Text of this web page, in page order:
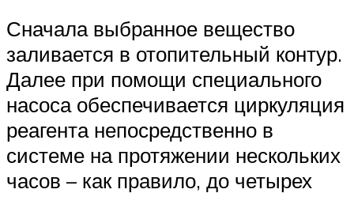
Сначала выбранное вещество
заливается в отопительный контур.
Далее при помощи специального
насоса обеспечивается циркуляция
реагента непосредственно в
системе на протяжении нескольких
часов – как правило, до четырех